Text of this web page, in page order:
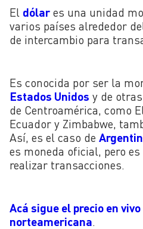
El dólar es una unidad
varios países alrededor
de intercambio para
Es conocida por ser la
Estados Unidos y de
de Centroamérica, como
Ecuador y Zimbabwe,
Así, es el caso de
es moneda oficial, pero
realizar transacciones.
Acá sigue el precio en
norteamericana.